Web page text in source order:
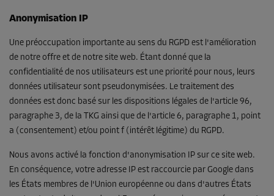
Anonymisation IP
Une préoccupation importante au sens du RGPD est l'amélioration
de notre offre et de notre site web. Étant donné que la
confidentialité de nos utilisateurs est une priorité pour nous, leurs
données utilisateur sont pseudonymisées. Le traitement des
données est donc basé sur les dispositions légales de l'article 96,
paragraphe 3, de la TKG ainsi que de l'article 6, paragraphe 1, point
a (consentement) et/ou point f (intérêt légitime) du RGPD.
Nous avons activé la fonction d'anonymisation IP sur ce site web.
En conséquence, votre adresse IP est raccourcie par Google dans
les États membres de l'Union européenne ou dans d'autres États